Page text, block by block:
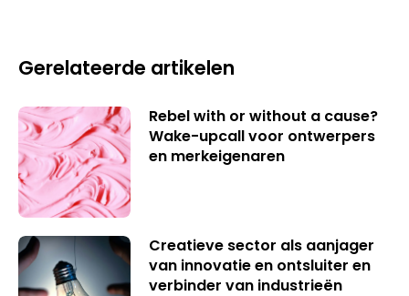
Gerelateerde artikelen
Rebel with or without a cause?
Wake-upcall voor ontwerpers
en merkeigenaren
Creatieve sector als aanjager
van innovatie en ontsluiter en
verbinder van industrieën